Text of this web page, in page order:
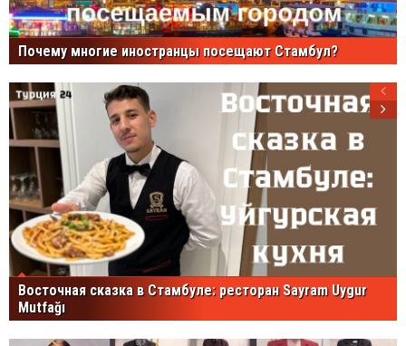
Почему многие иностранцы посещают Стамбул?
Восточная сказка в Стамбуле: ресторан Sayram Uygur
Mutfağı